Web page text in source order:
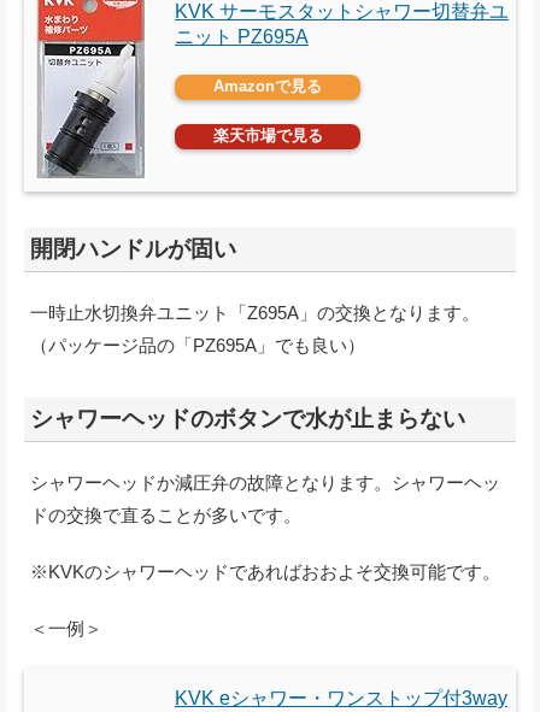
KVK サーモスタットシャワー切替弁ユ
ニット PZ695A
Amazonで見る
楽天市場で見る
開閉ハンドルが固い
一時止水切換弁ユニット「Z695A」の交換となります。
（パッケージ品の「PZ695A」でも良い）
シャワーヘッドのボタンで水が止まらない
シャワーヘッドか減圧弁の故障となります。シャワーヘッ
ドの交換で直ることが多いです。
※KVKのシャワーヘッドであればおおよそ交換可能です。
＜一例＞
KVK eシャワー・ワンストップ付3way